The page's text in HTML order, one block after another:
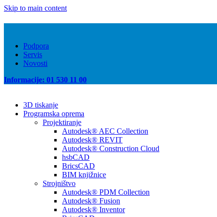
Skip to main content
Podpora
Servis
Novosti
Informacije: 01 530 11 00
3D tiskanje
Programska oprema
Projektiranje
Autodesk® AEC Collection
Autodesk® REVIT
Autodesk® Construction Cloud
hsbCAD
BricsCAD
BIM knjižnice
Strojništvo
Autodesk® PDM Collection
Autodesk® Fusion
Autodesk® Inventor